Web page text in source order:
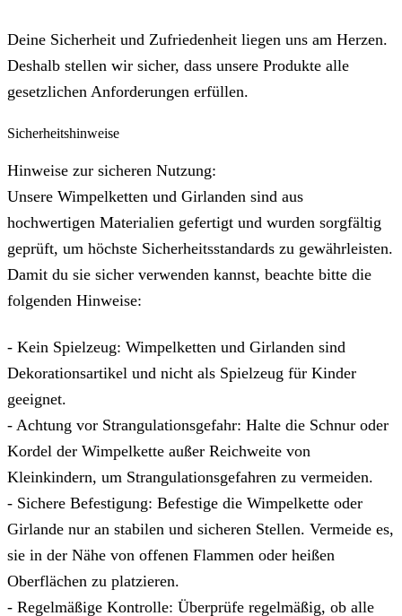
Deine Sicherheit und Zufriedenheit liegen uns am Herzen.
Deshalb stellen wir sicher, dass unsere Produkte alle
gesetzlichen Anforderungen erfüllen.
Sicherheitshinweise
Hinweise zur sicheren Nutzung:
Unsere Wimpelketten und Girlanden sind aus
hochwertigen Materialien gefertigt und wurden sorgfältig
geprüft, um höchste Sicherheitsstandards zu gewährleisten.
Damit du sie sicher verwenden kannst, beachte bitte die
folgenden Hinweise:
- Kein Spielzeug: Wimpelketten und Girlanden sind
Dekorationsartikel und nicht als Spielzeug für Kinder
geeignet.
- Achtung vor Strangulationsgefahr: Halte die Schnur oder
Kordel der Wimpelkette außer Reichweite von
Kleinkindern, um Strangulationsgefahren zu vermeiden.
- Sichere Befestigung: Befestige die Wimpelkette oder
Girlande nur an stabilen und sicheren Stellen. Vermeide es,
sie in der Nähe von offenen Flammen oder heißen
Oberflächen zu platzieren.
- Regelmäßige Kontrolle: Überprüfe regelmäßig, ob alle